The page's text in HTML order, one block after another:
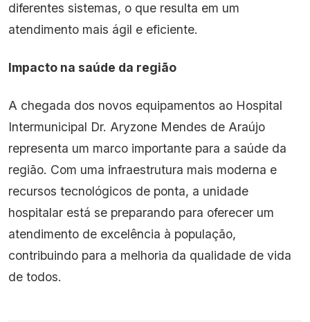
diferentes sistemas, o que resulta em um
atendimento mais ágil e eficiente.
Impacto na saúde da região
A chegada dos novos equipamentos ao Hospital
Intermunicipal Dr. Aryzone Mendes de Araújo
representa um marco importante para a saúde da
região. Com uma infraestrutura mais moderna e
recursos tecnológicos de ponta, a unidade
hospitalar está se preparando para oferecer um
atendimento de excelência à população,
contribuindo para a melhoria da qualidade de vida
de todos.